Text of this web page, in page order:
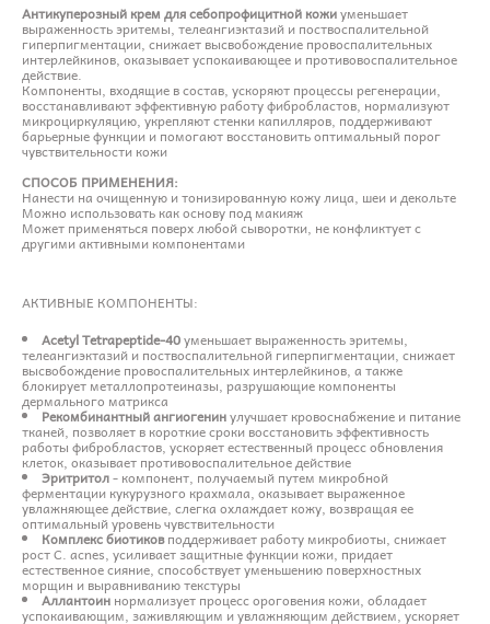
Антикуперозный крем для себопрофицитной кожиуменьшает
выраженность эритемы, телеангиэктазий и поствоспалительной
гиперпигментации, снижает высвобождение провоспалительных
интерлейкинов, оказывает успокаивающее и противовоспалительное
действие.
Компоненты, входящие в состав, ускоряют процессы регенерации,
восстанавливают эффективную работу фибробластов, нормализуют
микроциркуляцию, укрепляют стенки капилляров, поддерживают
барьерные функции и помогают восстановить оптимальный порог
чувствительности кожи
СПОСОБ ПРИМЕНЕНИЯ:
Нанести на очищенную и тонизированную кожу лица, шеи и декольте
Можно использовать как основу под макияж
Может применяться поверх любой сыворотки, не конфликтует с
другими активными компонентами
АКТИВНЫЕ КОМПОНЕНТЫ:
Acetyl Tetrapeptide-40уменьшает выраженность эритемы,
телеангиэктазий и поствоспалительной гиперпигментации, снижает
высвобождение провоспалительных интерлейкинов, а также
блокирует металлопротеиназы, разрушающие компоненты
дермального матрикса
Рекомбинантный ангиогенинулучшает кровоснабжение и питание
тканей, позволяет в короткие сроки восстановить эффективность
работы фибробластов, ускоряет естественный процесс обновления
клеток, оказывает противовоспалительное действие
Эритритол- компонент, получаемый путем микробной
ферментации кукурузного крахмала, оказывает выраженное
увлажняющее действие, слегка охлаждает кожу, возвращая ее
оптимальный уровень чувствительности
Комплекс биотиковподдерживает работу микробиоты, снижает
рост C. acnes, усиливает защитные функции кожи, придает
естественное сияние, способствует уменьшению поверхностных
морщин и выравниванию текстуры
Аллантоин нормализует процесс ороговения кожи, обладает
успокаивающим, заживляющим и увлажняющим действием, ускоряет